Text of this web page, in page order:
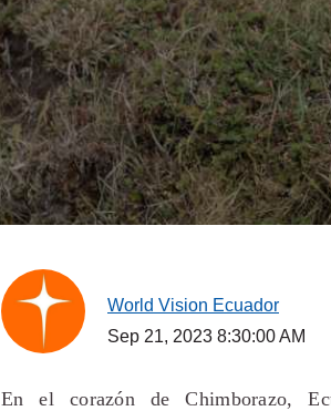
World Vision Ecuador
Sep 21, 2023 8:30:00 AM
En el corazón de Chimborazo,